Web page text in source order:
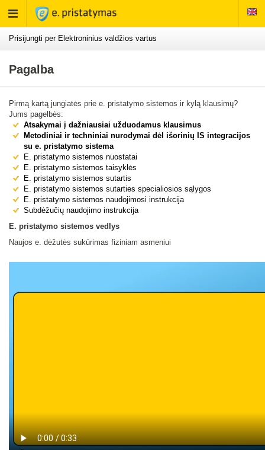
Rodyti
meniu
Prisijungti per Elektroninius valdžios vartus
Pagalba
Pirmą kartą jungiatės prie e. pristatymo sistemos ir kylą klausimų?
Jums pagelbės:
Atsakymai į dažniausiai užduodamus klausimus
Metodiniai ir techniniai nurodymai dėl išorinių IS integracijos
su e. pristatymo sistema
E. pristatymo sistemos nuostatai
E. pristatymo sistemos taisyklės
E. pristatymo sistemos sutartis
E. pristatymo sistemos sutarties specialiosios sąlygos
E. pristatymo sistemos naudojimosi instrukcija
Subdėžučių naudojimo instrukcija
E. pristatymo sistemos vedlys
Naujos e. dėžutės sukūrimas fiziniam asmeniui